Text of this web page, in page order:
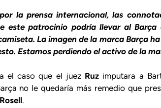
la prensa internacional, las
este patrocinio podría llevar al Barça
La imagen de la marca Barça
Estamos perdiendo el activo de la
el caso que el juez Ruz imputara a
no le quedaría más remedio que
.